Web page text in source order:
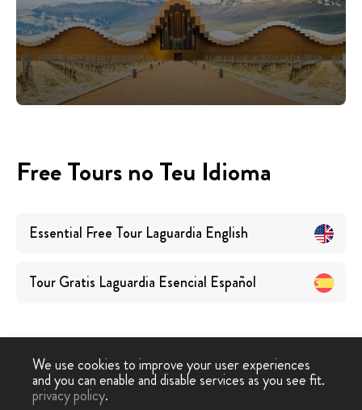
Free Tours no Teu Idioma
Essential Free Tour Laguardia English
Tour Gratis Laguardia Esencial Español
Free
Tour - Free Tour
Laguardia
Tour Grátis Essencial
We use cookies to improve your user experiences
and you can enable and disable services as you see fit.
privacy policy.